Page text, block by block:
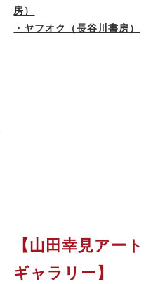
房）
・ヤフオク（長谷川書房）
【山田幸見アート
ギャラリー】